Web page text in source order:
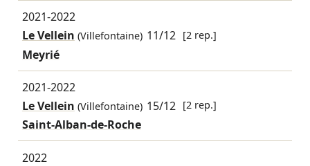
2021-2022
Le Vellein (Villefontaine) 11/12 [2 rep.]
Meyrié
2021-2022
Le Vellein (Villefontaine) 15/12 [2 rep.]
Saint-Alban-de-Roche
2022